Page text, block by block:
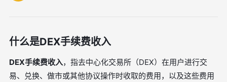
什么是DEX手续费收入
DEX手续费收入，指去中心化交易所（DEX）在用户进行交
易、兑换、做市或其他协议操作时收取的费用，以及这些费用